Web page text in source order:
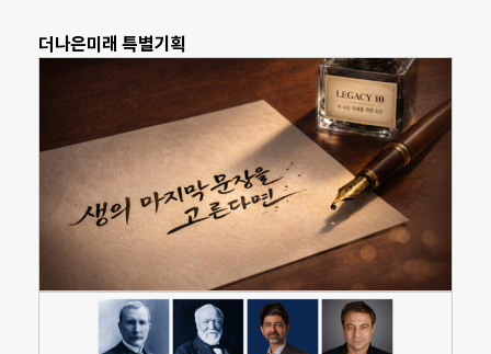
더나은미래 특별기획